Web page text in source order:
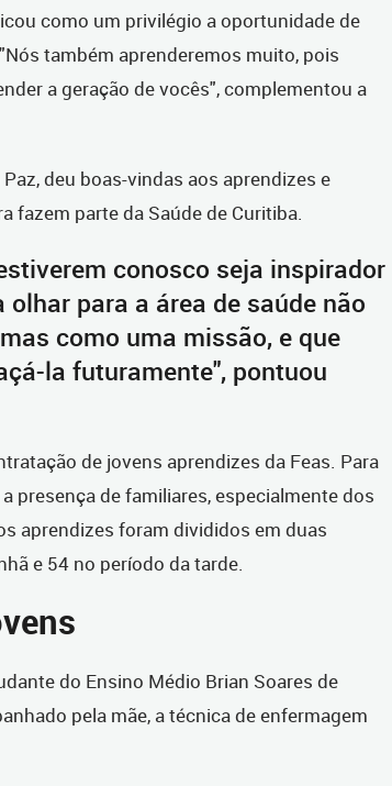
como um privilégio a oportunidade de
também aprenderemos muito, pois
a geração de vocês", complementou a
deu boas-vindas aos aprendizes e
fazem parte da Saúde de Curitiba.
conosco seja inspirador
olhar para a área de saúde não
como uma missão, e que
la futuramente", pontuou
de jovens aprendizes da Feas. Para
presença de familiares, especialmente dos
aprendizes foram divididos em duas
e 54 no período da tarde.
do Ensino Médio Brian Soares de
pela mãe, a técnica de enfermagem